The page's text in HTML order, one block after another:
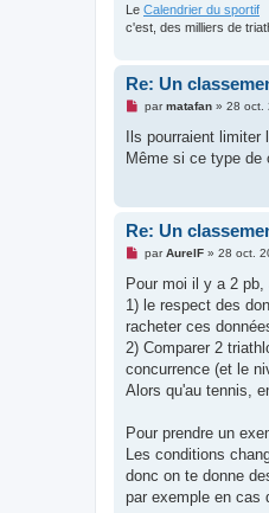
Le Calendrier du sportif
c'est, des milliers de
Re: Un
M
s
a
n
u
parmatafan» 28 oct.
Ils pourraient
Même si ce type de
Re: Un
M
s
a
g
n
o
l
parAurelF» 28 oct.
Pour moi il y a 2
1) le respect des
racheter ces
2) Comparer 2
concurrence (et le
Alors qu'au tennis,
Pour prendre un
Les conditions
donc on te donne
par exemple en cas